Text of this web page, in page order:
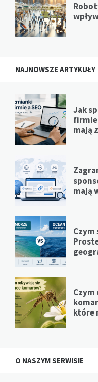
NAJNOWSZE ARTYKUŁY
Jak
firmie
mają
mają
Czym
Czym
które
O NASZYM SERWISIE